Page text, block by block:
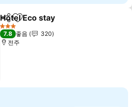
공유 즐겨찾기에 추가
Hotel Eco stay
3 성급
7.8 좋음
320
전주